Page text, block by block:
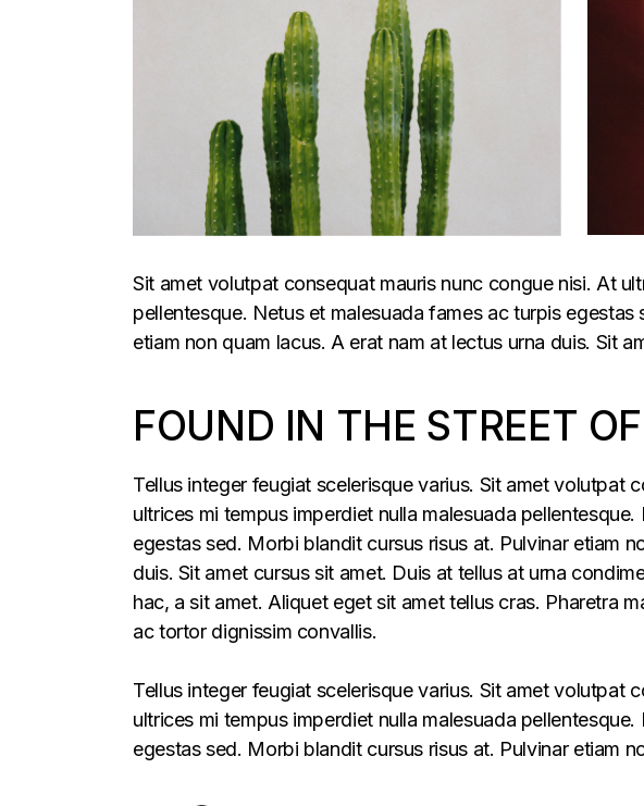
Sit amet volutpat consequat mauris nunc congue nisi. At
pellentesque. Netus et malesuada fames ac turpis
etiam non quam lacus. A erat nam at lectus urna duis. Sit
FOUND IN THE STREET
Tellus integer feugiat scelerisque varius. Sit amet volutpat
ultrices mi tempus imperdiet nulla malesuada
egestas sed. Morbi blandit cursus risus at. Pulvinar etiam
duis. Sit amet cursus sit amet. Duis at tellus at urna
hac, a sit amet. Aliquet eget sit amet tellus cras. Pharetra
ac tortor dignissim convallis.
Tellus integer feugiat scelerisque varius. Sit amet volutpat
ultrices mi tempus imperdiet nulla malesuada
egestas sed. Morbi blandit cursus risus at. Pulvinar etiam